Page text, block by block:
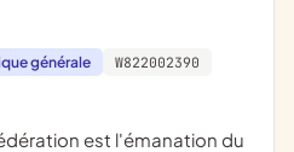
générale
W822002390